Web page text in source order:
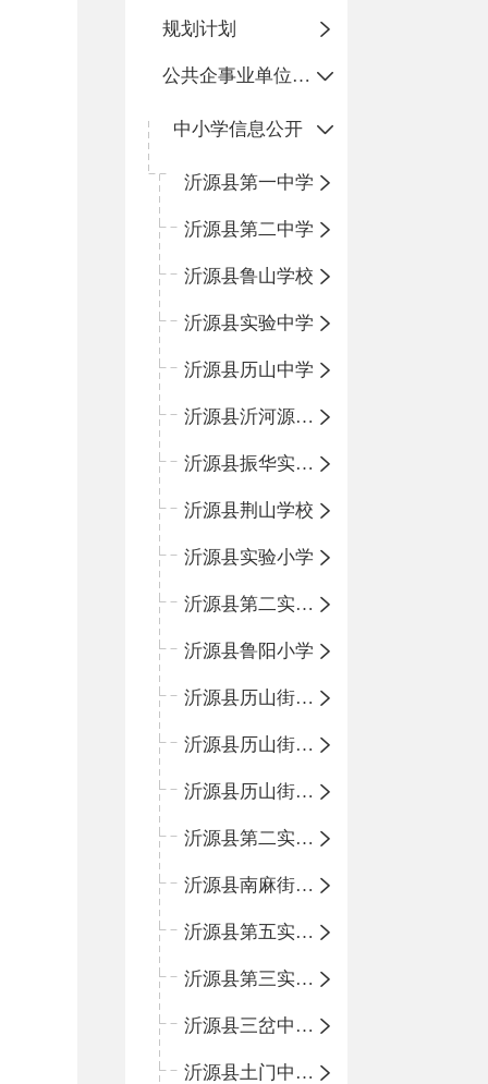
规划计划
公共企事业单位信息公开
中小学信息公开
沂源县第一中学
沂源县第二中学
沂源县鲁山学校
沂源县实验中学
沂源县历山中学
沂源县沂河源学校
沂源县振华实验学校
沂源县荆山学校
沂源县实验小学
沂源县第二实验小学
沂源县鲁阳小学
沂源县历山街道办事处振兴路小学
沂源县历山街道办事处荆山路小学
沂源县历山街道办事处鲁山路小学
沂源县第二实验中学
沂源县南麻街道办事处中心小学
沂源县第五实验小学
沂源县第三实验小学
沂源县三岔中心学校
沂源县土门中心学校